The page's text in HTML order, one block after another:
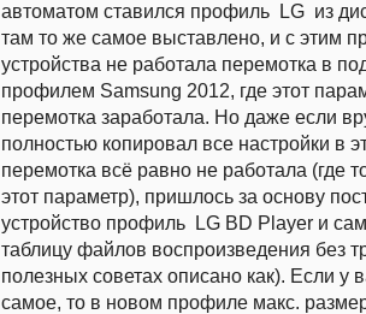
автоматом ставился профиль LG из
там то же самое выставлено, и с этим
устройства не работала перемотка в
профилем Samsung 2012, где этот
перемотка заработала. Но даже если
полностью копировал все настройки в
перемотка всё равно не работала (где
этот параметр), пришлось за основу
устройство профиль LG BD Player и
таблицу файлов воспроизведения без
полезных советах описано как). Если у
самое, то в новом профиле макс.